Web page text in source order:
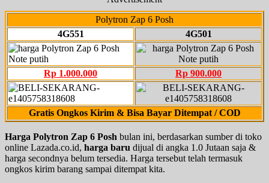
Polytron Zap 6 Posh
4G551
4G501
Rp 1.000.000 Rp 900.000
Gratis Ongkos Kirim & Bisa Bayar Ditempat / COD
Harga Polytron Zap 6 Posh bulan ini, berdasarkan sumber di toko
online Lazada.co.id, harga baru dijual di angka 1.0 Jutaan saja &
harga secondnya belum tersedia. Harga tersebut telah termasuk
ongkos kirim barang sampai ditempat kita.